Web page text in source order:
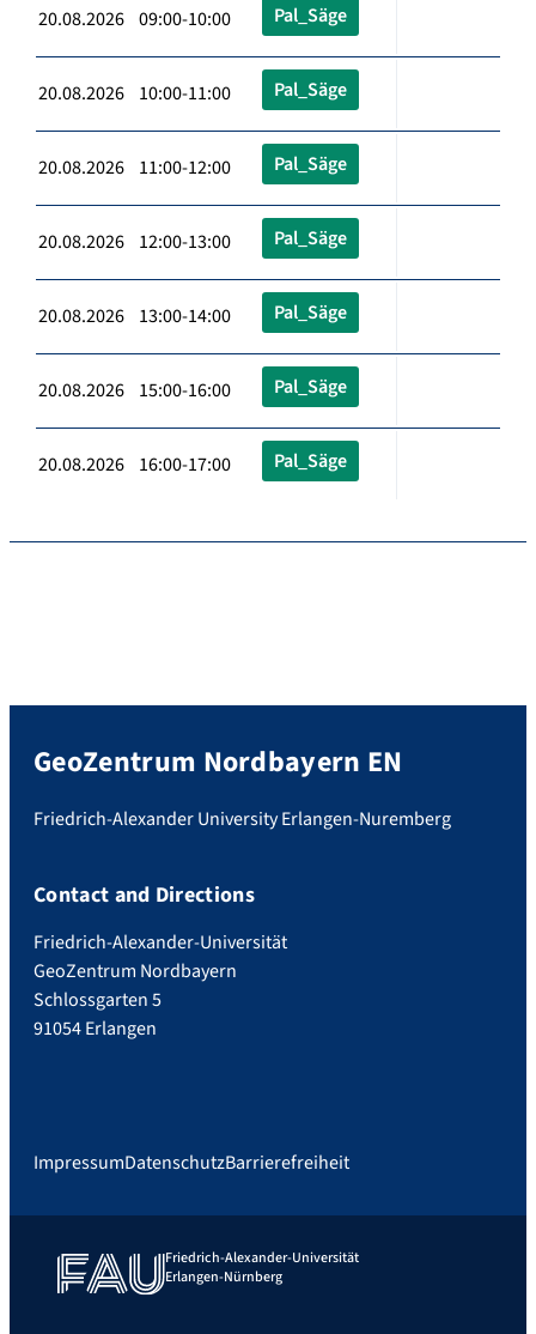
20.08.2026 09:00-10:00 Pal_Säge
20.08.2026 10:00-11:00 Pal_Säge
20.08.2026 11:00-12:00 Pal_Säge
20.08.2026 12:00-13:00 Pal_Säge
20.08.2026 13:00-14:00 Pal_Säge
20.08.2026 15:00-16:00 Pal_Säge
20.08.2026 16:00-17:00 Pal_Säge
GeoZentrum Nordbayern EN
Friedrich-Alexander University Erlangen-Nuremberg
Contact and Directions
Friedrich-Alexander-Universität
GeoZentrum Nordbayern
Schlossgarten 5
91054 Erlangen
ImpressumDatenschutzBarrierefreiheit
Friedrich-Alexander-Universität
Erlangen-Nürnberg